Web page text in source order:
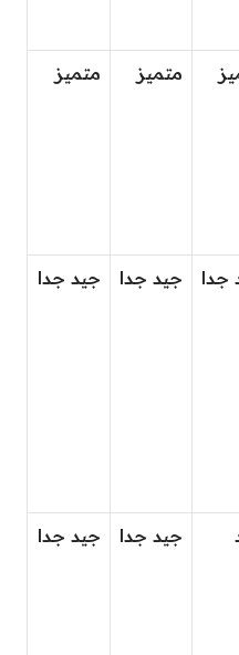
متميز متميز
جدا جيد جدا جيد جدا
جيد جدا جيد جدا